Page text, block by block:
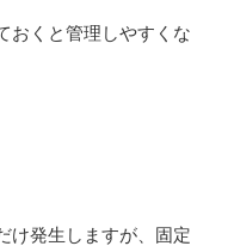
おくと管理しやすくな
け発生しますが、固定